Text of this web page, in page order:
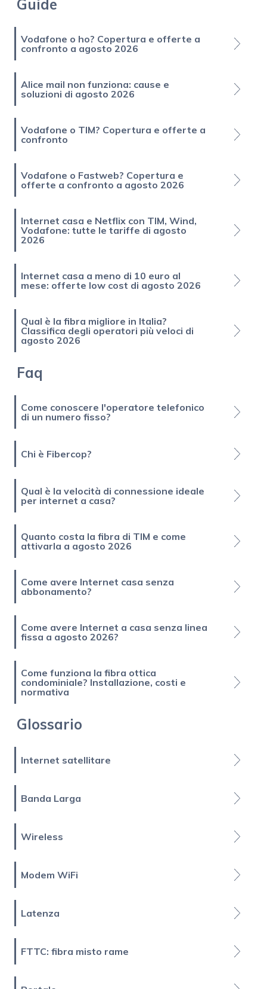
Guide
Vodafone o ho? Copertura e offerte a
confronto a agosto 2026
Alice mail non funziona: cause e
soluzioni di agosto 2026
Vodafone o TIM? Copertura e offerte a
confronto
Vodafone o Fastweb? Copertura e
offerte a confronto a agosto 2026
Internet casa e Netflix con TIM, Wind,
Vodafone: tutte le tariffe di agosto
2026
Internet casa a meno di 10 euro al
mese: offerte low cost di agosto 2026
Qual è la fibra migliore in Italia?
Classifica degli operatori più veloci di
agosto 2026
Faq
Come conoscere l'operatore telefonico
di un numero fisso?
Chi è Fibercop?
Qual è la velocità di connessione ideale
per internet a casa?
Quanto costa la fibra di TIM e come
attivarla a agosto 2026
Come avere Internet casa senza
abbonamento?
Come avere Internet a casa senza linea
fissa a agosto 2026?
Come funziona la fibra ottica
condominiale? Installazione, costi e
normativa
Glossario
Internet satellitare
Banda Larga
Wireless
Modem WiFi
Latenza
FTTC: fibra misto rame